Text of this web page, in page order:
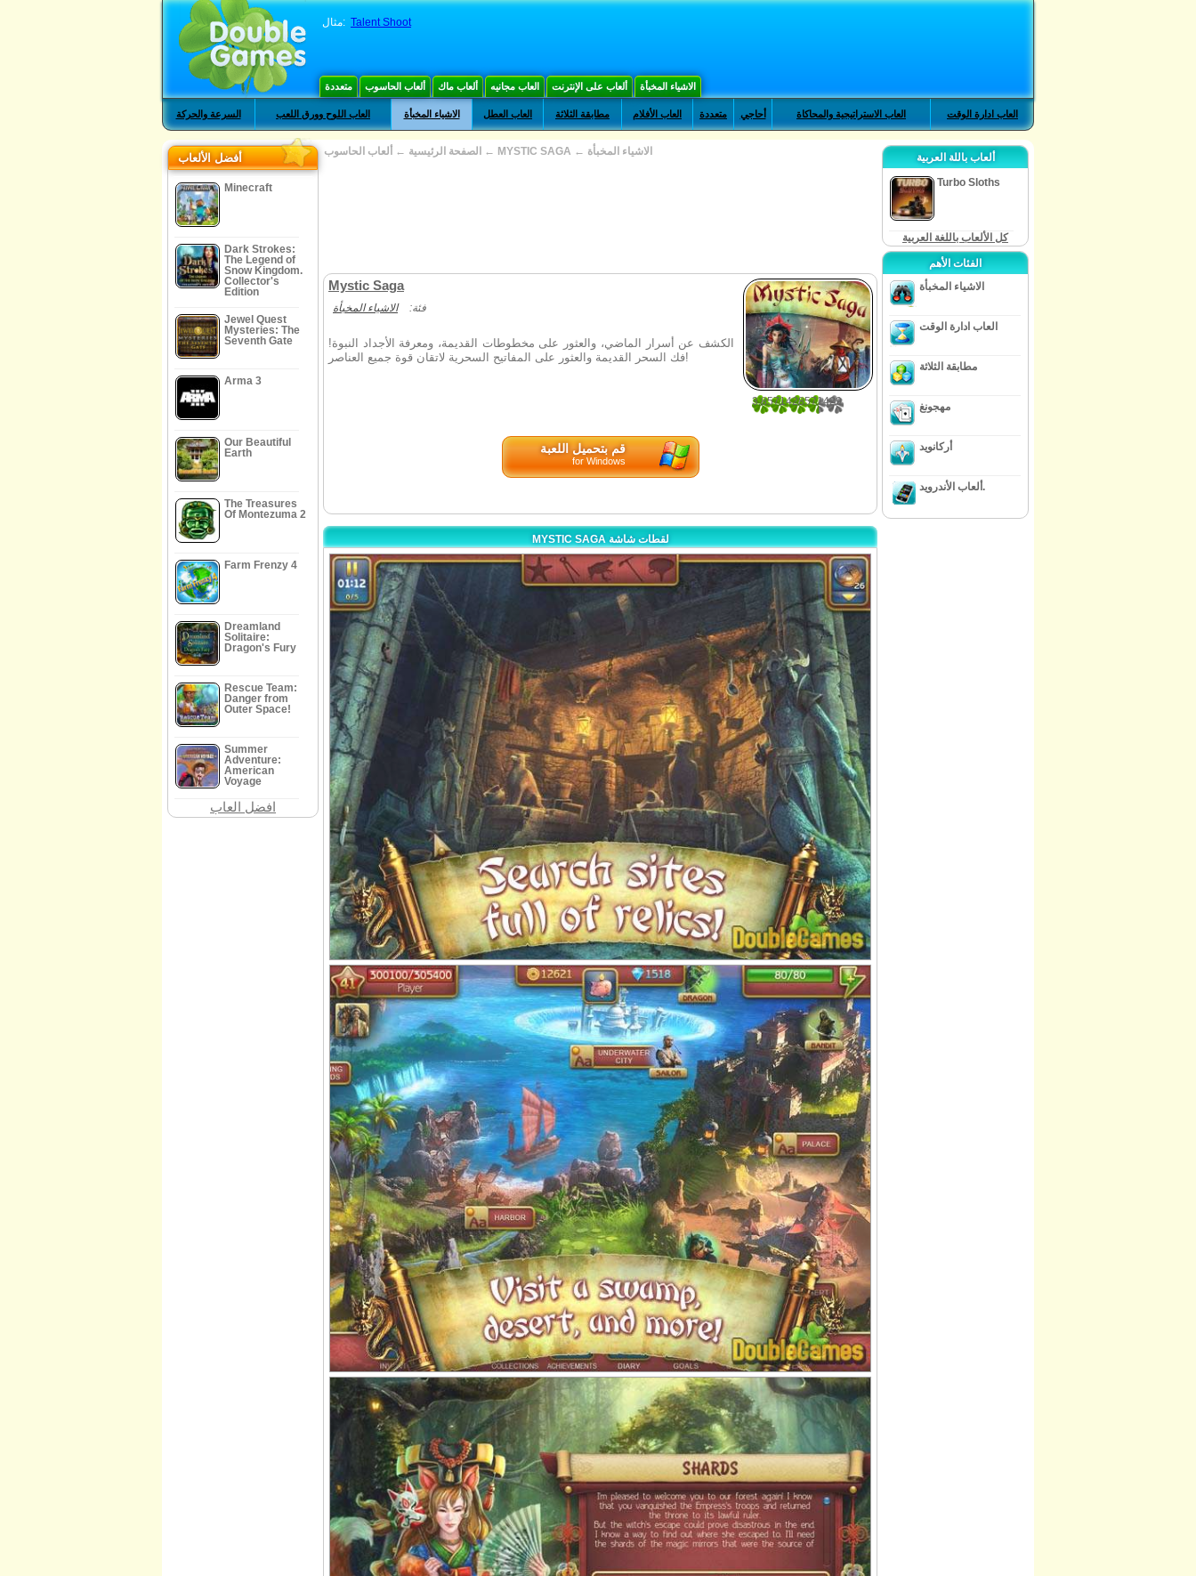
مثال: Talent Shoot
متعددة ألعاب الحاسوب ألعاب ماك العاب مجانيه ألعاب على الإنترنت الاشياء المخبأة
السرعة والحركة العاب اللوح وورق اللعب الاشياء المخبأة العاب العطل مطابقة الثلاثة العاب الأفلام متعددة أحاجي العاب الاستراتيجية والمحاكاة العاب ادارة الوقت
أفضل الألعاب
Minecraft
Dark Strokes:
The Legend of
Snow Kingdom.
Collector's
Edition
Jewel Quest
Mysteries: The
Seventh Gate
Arma 3
Our Beautiful
Earth
The Treasures
Of Montezuma 2
Farm Frenzy 4
Dreamland
Solitaire:
Dragon's Fury
Rescue Team:
Danger from
Outer Space!
Summer
Adventure:
American
Voyage
افضل العاب
الصفحة الرئيسية ← ألعاب الحاسوب ← MYSTIC SAGA ← الاشياء المخبأة
3.8571428571429
Mystic Saga
فئة: الاشياء المخبأة
الكشف عن أسرار الماضي، والعثور على مخطوطات القديمة، ومعرفة الأجداد النبوة!
فك السحر القديمة والعثور على المفاتيح السحرية لاتقان قوة جميع العناصر!
قم بتحميل اللعبة
for Windows
MYSTIC SAGA لقطات شاشة
ألعاب باللة العربية
Turbo Sloths
كل الألعاب باللغة العربية
الفئات الأهم
الاشياء المخبأة
العاب ادارة الوقت
مطابقة الثلاثة
مهجونغ
أركانويد
ألعاب الأندرويد.